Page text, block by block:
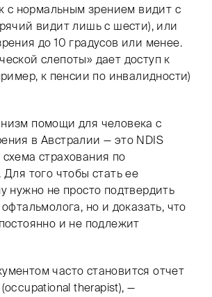
с нормальным зрением видит с
видит лишь с шести), или
до 10 градусов или менее.
слепоты» дает доступ к
к пенсии по инвалидности)
помощи для человека с
в Австралии — это NDIS
страхования по
Для того чтобы стать ее
нужно не просто подтвердить
но и доказать, что
и не подлежит
часто становится отчет
therapist), —